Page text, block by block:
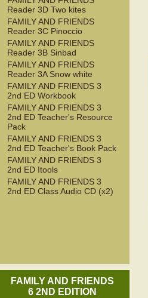
Reader 3D Two kites
FAMILY AND FRIENDS
Reader 3C Pinoccio
FAMILY AND FRIENDS
Reader 3B Sinbad
FAMILY AND FRIENDS
Reader 3A Snow white
FAMILY AND FRIENDS 3
2nd ED Workbook
FAMILY AND FRIENDS 3
2nd ED Teacher's Resource
Pack
FAMILY AND FRIENDS 3
2nd ED Teacher's Book Pack
FAMILY AND FRIENDS 3
2nd ED Itools
FAMILY AND FRIENDS 3
2nd ED Class Audio CD (x2)
FAMILY AND FRIENDS
6 2ND EDITION